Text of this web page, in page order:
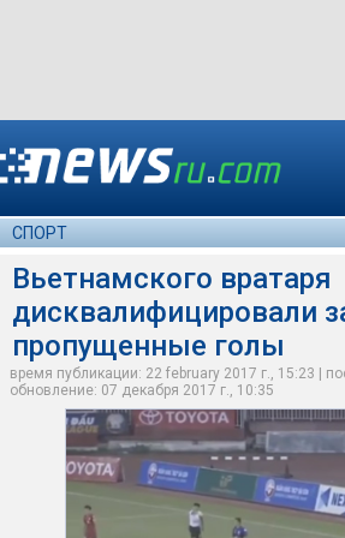
СПОРТ
Вьетнамского вратаря
дисквалифицировали
пропущенные голы
время публикации: 22 february 2017 г., 15:23 |
обновление: 07 декабря 2017 г., 10:35